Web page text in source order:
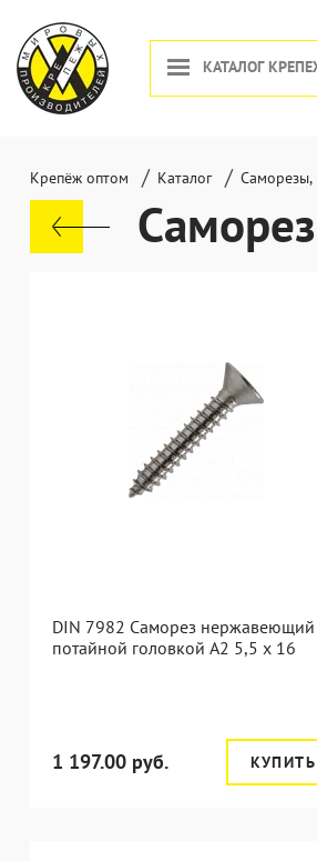
КАТАЛОГ
Крепёж оптом / Каталог /
DIN 7982 Саморез нержавеющий
потайной головкой А2 5,5 x 16
1 197.00 руб. КУПИТЬ